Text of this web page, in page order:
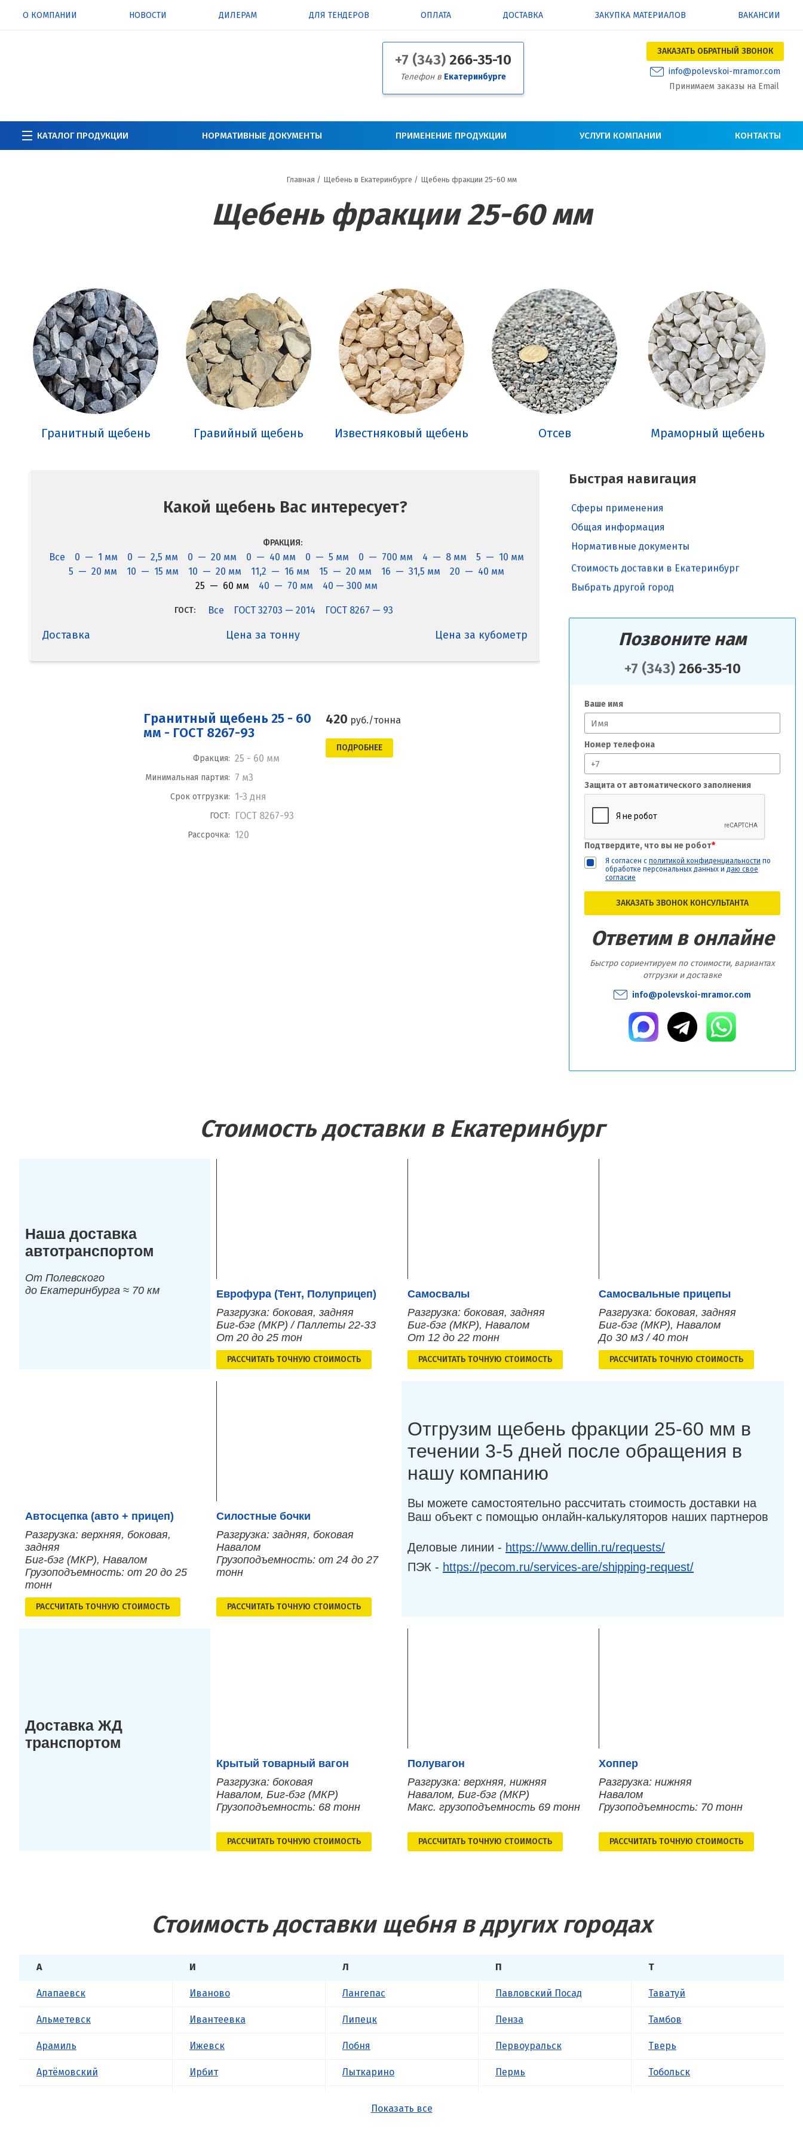
О КОМПАНИИ НОВОСТИ ДИЛЕРАМ ДЛЯ ТЕНДЕРОВ ОПЛАТА ДОСТАВКА ЗАКУПКА МАТЕРИАЛОВ ВАКАНСИИ
+7 (343) 266-35-10
Телефон в Екатеринбурге
ЗАКАЗАТЬ ОБРАТНЫЙ ЗВОНОК
info@polevskoi-mramor.com
Принимаем заказы на Email
КАТАЛОГ ПРОДУКЦИИ НОРМАТИВНЫЕ ДОКУМЕНТЫ ПРИМЕНЕНИЕ ПРОДУКЦИИ УСЛУГИ КОМПАНИИ КОНТАКТЫ
Главная / Щебень в Екатеринбурге / Щебень фракции 25-60 мм
Щебень фракции 25-60 мм
Гранитный щебень Гравийный щебень Известняковый щебень Отсев Мраморный щебень
Быстрая навигация
Сферы применения
Общая информация
Нормативные документы
Стоимость доставки в Екатеринбург
Выбрать другой город
Позвоните нам
+7 (343)266-35-10
Ваше имя
Номер телефона
Защита от автоматического заполнения
Подтвердите, что вы не робот*
Я согласен с политикой конфиденциальности по
обработке персональных данных и даю свое
согласие
ЗАКАЗАТЬ ЗВОНОК КОНСУЛЬТАНТА
Ответим в онлайне
Быстро сориентируем по стоимости, вариантах
отгрузки и доставке
info@polevskoi-mramor.com
Какой щебень Вас интересует?
ФРАКЦИЯ:
Все 0 — 1 мм 0 — 2,5 мм 0 — 20 мм 0 — 40 мм 0 — 5 мм 0 — 700 мм 4 — 8 мм
5 — 10 мм
5 — 20 мм
10 — 15 мм 10 — 20 мм 11,2 — 16 мм 15 — 20 мм 16 — 31,5 мм
20 — 40 мм
25 — 60 мм
40 — 70 мм 40 — 300 мм
ГОСТ: Все ГОСТ 32703 — 2014 ГОСТ 8267 — 93
Доставка Цена за тонну Цена за кубометр
Гранитный щебень 25 - 60
мм - ГОСТ 8267-93
Фракция: 25 - 60 мм
Минимальная партия: 7 м3
Срок отгрузки: 1-3 дня
ГОСТ: ГОСТ 8267-93
Рассрочка: 120
420 руб./тонна
ПОДРОБНЕЕ
Стоимость доставки в Екатеринбург
Наша доставка
автотранспортом
От Полевского
до Екатеринбурга ≈ 70 км
Еврофура (Тент, Полуприцеп)
Разгрузка: боковая, задняя
Биг-бэг (МКР) / Паллеты 22-33
От 20 до 25 тон
РАСCЧИТАТЬ ТОЧНУЮ СТОИМОСТЬ
Самосвалы
Разгрузка: боковая, задняя
Биг-бэг (МКР), Навалом
От 12 до 22 тонн
РАСCЧИТАТЬ ТОЧНУЮ СТОИМОСТЬ
Самосвальные прицепы
Разгрузка: боковая, задняя
Биг-бэг (МКР), Навалом
До 30 м3 / 40 тон
РАСCЧИТАТЬ ТОЧНУЮ СТОИМОСТЬ
Автосцепка (авто + прицеп)
Разгрузка: верхняя, боковая,
задняя
Биг-бэг (МКР), Навалом
Грузоподъемность: от 20 до 25
тонн
РАСCЧИТАТЬ ТОЧНУЮ СТОИМОСТЬ
Силостные бочки
Разгрузка: задняя, боковая
Навалом
Грузоподъемность: от 24 до 27
тонн
РАСCЧИТАТЬ ТОЧНУЮ СТОИМОСТЬ
Отгрузим щебень фракции 25-60 мм в
течении 3-5 дней после обращения в
нашу компанию
Вы можете самостоятельно рассчитать стоимость доставки на
Ваш объект с помощью онлайн-калькуляторов наших партнеров
Деловые линии - https://www.dellin.ru/requests/
ПЭК - https://pecom.ru/services-are/shipping-request/
Доставка ЖД
транспортом
Крытый товарный вагон
Разгрузка: боковая
Навалом, Биг-бэг (МКР)
Грузоподъемность: 68 тонн
РАСCЧИТАТЬ ТОЧНУЮ СТОИМОСТЬ
Полувагон
Разгрузка: верхняя, нижняя
Навалом, Биг-бэг (МКР)
Макс. грузоподъемность 69 тонн
РАСCЧИТАТЬ ТОЧНУЮ СТОИМОСТЬ
Хоппер
Разгрузка: нижняя
Навалом
Грузоподъемность: 70 тонн
РАСCЧИТАТЬ ТОЧНУЮ СТОИМОСТЬ
Стоимость доставки щебня в других городах
А
Алапаевск
Альметевск
Арамиль
Артёмовский
И
Иваново
Ивантеевка
Ижевск
Ирбит
Л
Лангепас
Липецк
Лобня
Лыткарино
П
Павловский Посад
Пенза
Первоуральск
Пермь
Т
Таватуй
Тамбов
Тверь
Тобольск
Показать все